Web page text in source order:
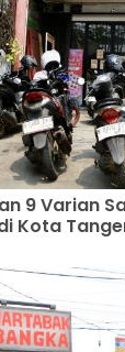
9 Varian
Kota